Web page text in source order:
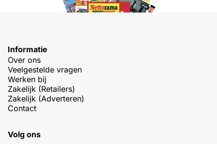
Informatie
Over ons
Veelgestelde vragen
Werken bij
Zakelijk (Retailers)
Zakelijk (Adverteren)
Contact
Volg ons